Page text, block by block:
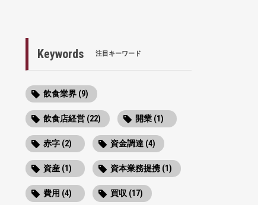
Keywords 注目キーワード
飲食業界 (9)
飲食店経営 (22) 開業 (1)
赤字 (2) 資金調達 (4)
資産 (1) 資本業務提携 (1)
費用 (4) 買収 (17)